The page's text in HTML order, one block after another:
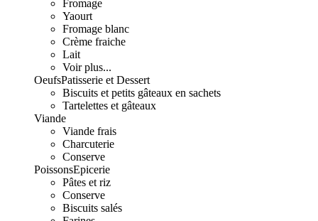
Fromage
Yaourt
Fromage blanc
Crème fraiche
Lait
Voir plus...
OeufsPatisserie et Dessert
Biscuits et petits gâteaux en sachets
Tartelettes et gâteaux
Viande
Viande frais
Charcuterie
Conserve
PoissonsEpicerie
Pâtes et riz
Conserve
Biscuits salés